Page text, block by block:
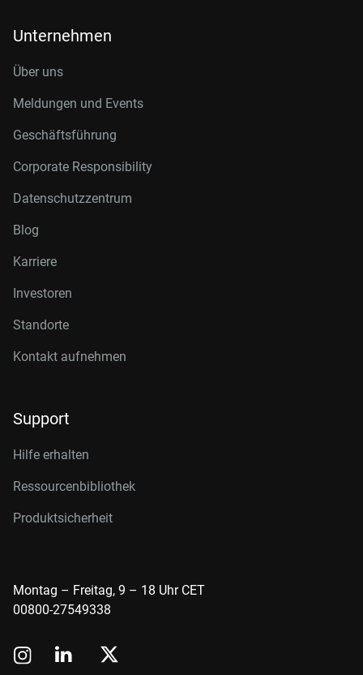
Unternehmen
Über uns
Meldungen und Events
Geschäftsführung
Corporate Responsibility
Datenschutzzentrum
Blog
Karriere
Investoren
Standorte
Kontakt aufnehmen
Support
Hilfe erhalten
Ressourcenbibliothek
Produktsicherheit
Montag – Freitag, 9 – 18 Uhr CET
00800-27549338